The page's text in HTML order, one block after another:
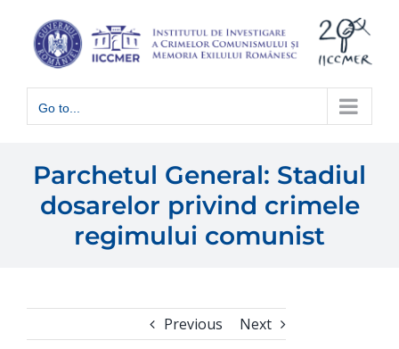
content
Go to...
Parchetul General: Stadiul
dosarelor privind crimele
regimului comunist
Previous Next